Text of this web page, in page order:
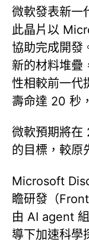
微軟發表新一
此晶片以
協助完成開發
新的材料堆疊
性相較前一代
壽命達 20 秒
微軟預期將在
的目標，較原
Microsoft
瞻研發（
由 AI agent
導下加速科學